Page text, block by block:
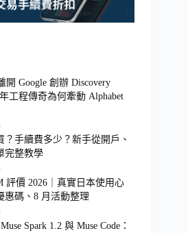
開 Google 創辦 Discovery
工程傳奇為何牽動 Alphabet
？手續費多少？新手從開戶、
完整教學
評價 2026｜真實日本使用心
惠碼、8 月活動整理
Spark 1.2 與 Muse Code：